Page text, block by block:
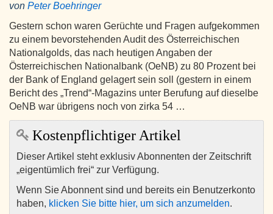
von Peter Boehringer
Gestern schon waren Gerüchte und Fragen aufgekommen
zu einem bevorstehenden Audit des Österreichischen
Nationalgolds, das nach heutigen Angaben der
Österreichischen Nationalbank (OeNB) zu 80 Prozent bei
der Bank of England gelagert sein soll (gestern in einem
Bericht des „Trend“-Magazins unter Berufung auf dieselbe
OeNB war übrigens noch von zirka 54 …
Kostenpflichtiger Artikel
Dieser Artikel steht exklusiv Abonnenten der Zeitschrift
„eigentümlich frei“ zur Verfügung.
Wenn Sie Abonnent sind und bereits ein Benutzerkonto
haben, klicken Sie bitte hier, um sich anzumelden.